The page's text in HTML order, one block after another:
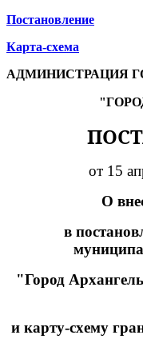
Постановление
Карта-схема
АДМИНИСТРАЦИЯ
от 15
О
в
"Город
и карту-схему